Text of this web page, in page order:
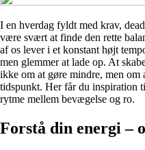
I en hverdag fyldt med krav,
være svært at finde den rette
af os lever i et konstant højt
men glemmer at lade op. At
ikke om at gøre mindre, men om
tidspunkt. Her får du inspiration
rytme mellem bevægelse og ro.
Forstå din energi –